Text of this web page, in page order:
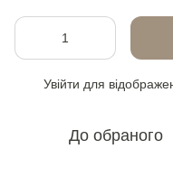
Увійти для
До обраного